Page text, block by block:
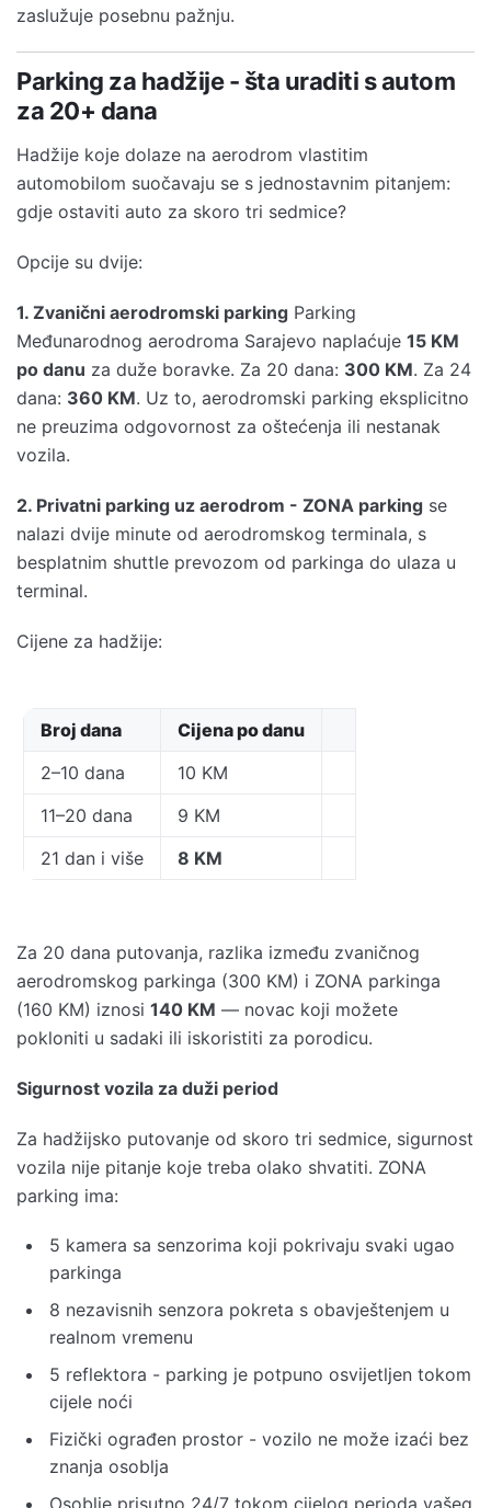
zaslužuje posebnu pažnju.
Parking za hadžije - šta uraditi s autom
za 20+ dana
Hadžije koje dolaze na aerodrom vlastitim
automobilom suočavaju se s jednostavnim pitanjem:
gdje ostaviti auto za skoro tri sedmice?
Opcije su dvije:
1. Zvanični aerodromski parking Parking
Međunarodnog aerodroma Sarajevo naplaćuje 15 KM
po danu za duže boravke. Za 20 dana: 300 KM. Za 24
dana: 360 KM. Uz to, aerodromski parking eksplicitno
ne preuzima odgovornost za oštećenja ili nestanak
vozila.
2. Privatni parking uz aerodrom - ZONA parking se
nalazi dvije minute od aerodromskog terminala, s
besplatnim shuttle prevozom od parkinga do ulaza u
terminal.
Cijene za hadžije:
Broj dana
Cijena po danu
2–10 dana
10 KM
11–20 dana
9 KM
21 dan i više
8 KM
Za 20 dana putovanja, razlika između zvaničnog
aerodromskog parkinga (300 KM) i ZONA parkinga
(160 KM) iznosi 140 KM — novac koji možete
pokloniti u sadaki ili iskoristiti za porodicu.
Sigurnost vozila za duži period
Za hadžijsko putovanje od skoro tri sedmice, sigurnost
vozila nije pitanje koje treba olako shvatiti. ZONA
parking ima:
5 kamera sa senzorima koji pokrivaju svaki ugao
parkinga
8 nezavisnih senzora pokreta s obavještenjem u
realnom vremenu
5 reflektora - parking je potpuno osvijetljen tokom
cijele noći
Fizički ograđen prostor - vozilo ne može izaći bez
znanja osoblja
Osoblje prisutno 24/7 tokom cijelog perioda vašeg